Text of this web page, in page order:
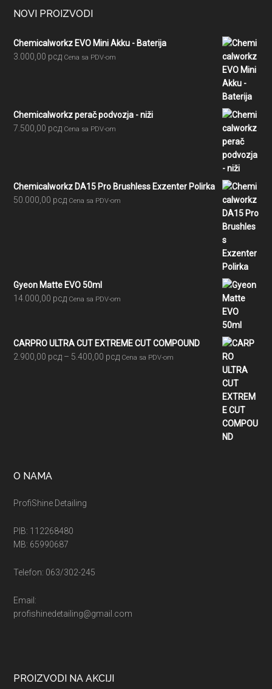
Footer
NOVI PROIZVODI
Chemicalworkz EVO Mini Akku - Baterija
3.000,00 рсд Cena sa PDV-om
Chemicalworkz perač podvozja - niži
7.500,00 рсд Cena sa PDV-om
Chemicalworkz DA15 Pro Brushless Exzenter Polirka
50.000,00 рсд Cena sa PDV-om
Gyeon Matte EVO 50ml
14.000,00 рсд Cena sa PDV-om
CARPRO ULTRA CUT EXTREME CUT COMPOUND
2.900,00 рсд – 5.400,00 рсдRaspon
Cena sa PDV-om
O NAMA
ProfiShine Detailing
PIB: 112268480
MB: 65990687
Telefon: 063/302-245
Email:
profishinedetailing@gmail.com
PROIZVODI NA AKCIJI